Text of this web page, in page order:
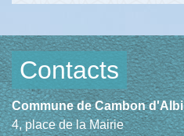
Contacts
Commune de Cambon d'Albi
4, place de la Mairie